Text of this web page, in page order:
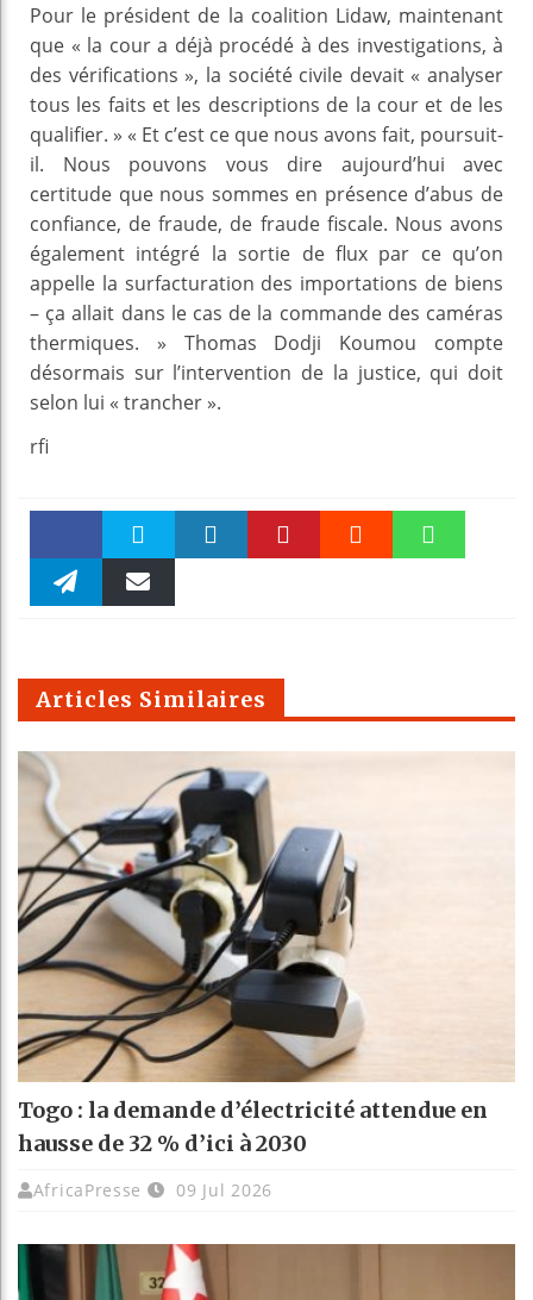
Pour le président de la coalition Lidaw, maintenant
que « la cour a déjà procédé à des investigations, à
des vérifications », la société civile devait « analyser
tous les faits et les descriptions de la cour et de les
qualifier. » « Et c’est ce que nous avons fait, poursuit-
il. Nous pouvons vous dire aujourd’hui avec
certitude que nous sommes en présence d’abus de
confiance, de fraude, de fraude fiscale. Nous avons
également intégré la sortie de flux par ce qu’on
appelle la surfacturation des importations de biens
– ça allait dans le cas de la commande des caméras
thermiques. » Thomas Dodji Koumou compte
désormais sur l’intervention de la justice, qui doit
selon lui « trancher ».
rfi
Faceboo Twitter
m
Articles Similaires
Togo : la demande d’électricité attendue en
hausse de 32 % d’ici à 2030
AfricaPresse 09 Jul 2026